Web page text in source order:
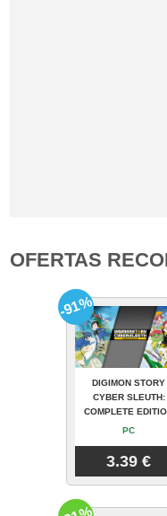
OFERTAS
DIGIMON STORY
CYBER SLEUTH:
COMPLETE
PC
3.39 €
-91%